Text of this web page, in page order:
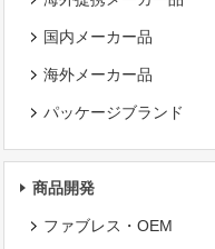
国内メーカー品
海外メーカー品
パッケージブランド
商品開発
ファブレス・OEM